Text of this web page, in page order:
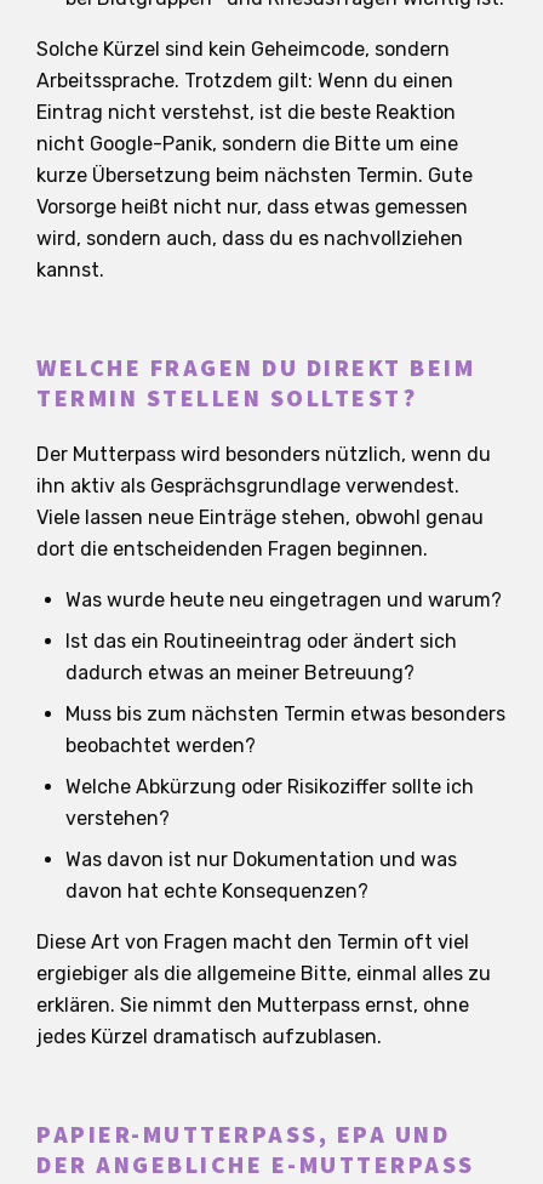
Solche Kürzel sind kein Geheimcode, sondern
Arbeitssprache. Trotzdem gilt: Wenn du einen
Eintrag nicht verstehst, ist die beste Reaktion
nicht Google-Panik, sondern die Bitte um eine
kurze Übersetzung beim nächsten Termin. Gute
Vorsorge heißt nicht nur, dass etwas gemessen
wird, sondern auch, dass du es nachvollziehen
kannst.
WELCHE FRAGEN DU DIREKT BEIM
TERMIN STELLEN SOLLTEST?
Der Mutterpass wird besonders nützlich, wenn du
ihn aktiv als Gesprächsgrundlage verwendest.
Viele lassen neue Einträge stehen, obwohl genau
dort die entscheidenden Fragen beginnen.
Was wurde heute neu eingetragen und warum?
Ist das ein Routineeintrag oder ändert sich
dadurch etwas an meiner Betreuung?
Muss bis zum nächsten Termin etwas besonders
beobachtet werden?
Welche Abkürzung oder Risikoziffer sollte ich
verstehen?
Was davon ist nur Dokumentation und was
davon hat echte Konsequenzen?
Diese Art von Fragen macht den Termin oft viel
ergiebiger als die allgemeine Bitte, einmal alles zu
erklären. Sie nimmt den Mutterpass ernst, ohne
jedes Kürzel dramatisch aufzublasen.
PAPIER-MUTTERPASS, EPA UND
DER ANGEBLICHE E-MUTTERPASS